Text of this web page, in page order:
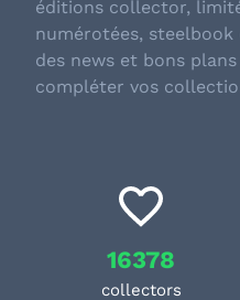
éditions collector,
numérotées,
des news et bons
compléter vos
16378
collectors